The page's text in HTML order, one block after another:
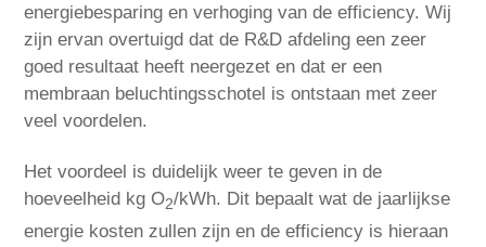
energiebesparing en verhoging van de efficiency. Wij
zijn ervan overtuigd dat de R&D afdeling een zeer
goed resultaat heeft neergezet en dat er een
membraan beluchtingsschotel is ontstaan met zeer
veel voordelen.
Het voordeel is duidelijk weer te geven in de
hoeveelheid kg O2/kWh. Dit bepaalt wat de jaarlijkse
energie kosten zullen zijn en de efficiency is hieraan